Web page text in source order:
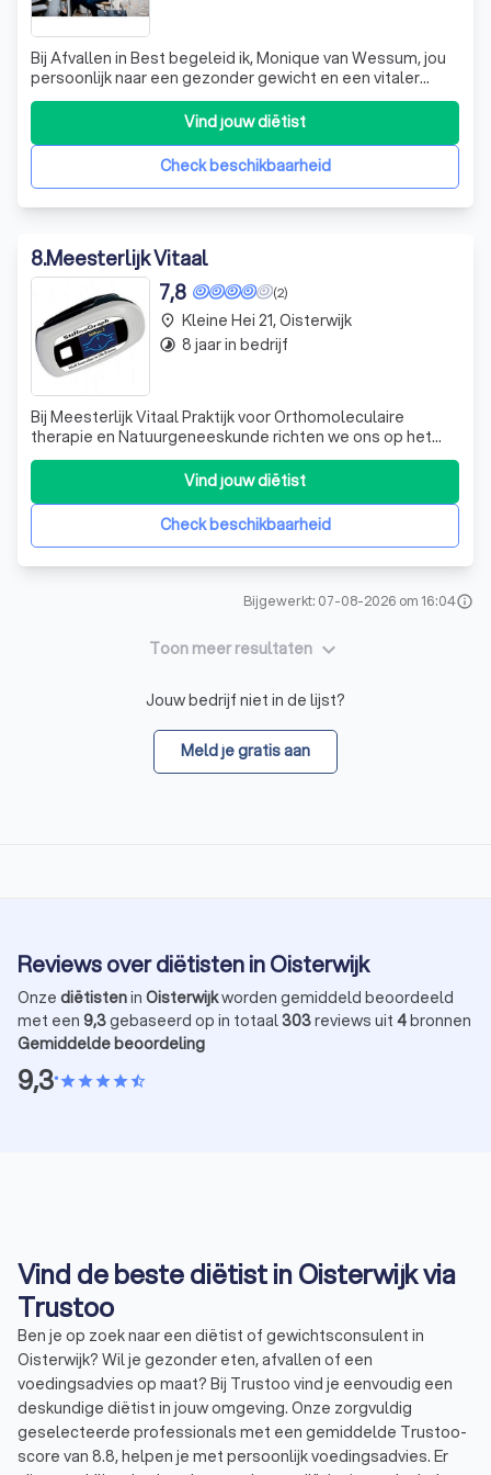
Bij Afvallen in Best begeleid ik, Monique van Wessum, jou
persoonlijk naar een gezonder gewicht en een vitaler
leven. Met mijn uitgebreide ervaring in het
restaurantwezen en een diepe passie voor gezonde
voeding, onderscheid ik mij als een deskundige
voedingscoach. Mijn aanpak is gebaseerd op het PS
Check beschikbaarheid
Vind jouw diëtist
8.Meesterlijk Vitaal
(2)
7,8
Bij Meesterlijk Vitaal Praktijk voor Orthomoleculaire
therapie en Natuurgeneeskunde richten we ons op het
herstellen en bevorderen van uw gezondheid door middel
van natuurlijke voeding en beweging. We geloven sterk in
de kracht van het zelfgenezend vermogen van het
lichaam en zetten dit centraal in
Check beschikbaarheid
Vind jouw diëtist
place Kleine Hei 21, Oisterwijk
timelapse 8 jaar in bedrijf
Bijgewerkt: 07-08-2026 om 16:04info
Toon meer resultaten keyboard_arrow_down
Jouw bedrijf niet in de lijst?
Meld je gratis aan
Reviews over diëtisten in Oisterwijk
Onze diëtistenin Oisterwijkworden gemiddeld beoordeeld
met een 9,3gebaseerd op in totaal303reviews uit 4bronnen
Gemiddelde beoordeling
9,3•starstarstarstarstar_half
Vind de beste diëtist in Oisterwijk via
Trustoo
Ben je op zoek naar een diëtist of gewichtsconsulent in
Oisterwijk? Wil je gezonder eten, afvallen of een
voedingsadvies op maat? Bij Trustoo vind je eenvoudig een
deskundige diëtist in jouw omgeving. Onze zorgvuldig
geselecteerde professionals met een gemiddelde Trustoo-
score van 8.8, helpen je met persoonlijk voedingsadvies. Er